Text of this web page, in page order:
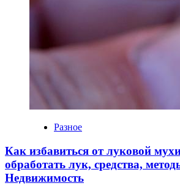
Разное
Как избавиться от луковой
обработать лук, средства,
Недвижимость